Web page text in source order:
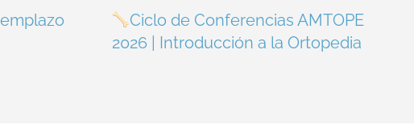
Ciclo de Conferencias AMTOPE
2026 | Introducción a la Ortopedia